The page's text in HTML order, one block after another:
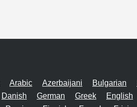
Arabic Azerbaijani Bulgarian
Danish German Greek English